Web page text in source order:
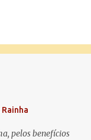
pelos benefícios